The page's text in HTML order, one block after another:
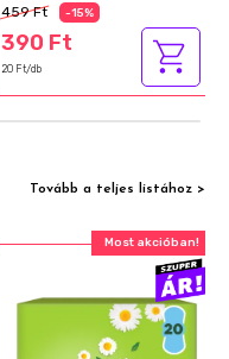
459 Ft -15%
390 Ft
20 Ft/db
Tovább a teljes listához >
Most akcióban!